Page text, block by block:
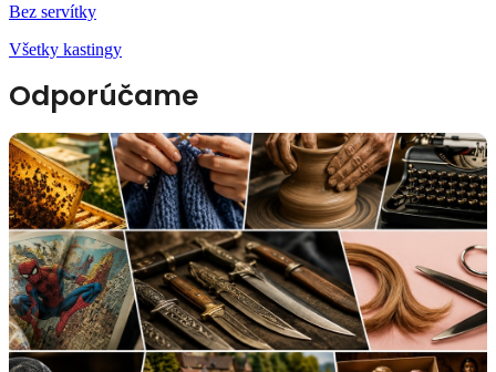
Bez servítky
Všetky kastingy
Odporúčame